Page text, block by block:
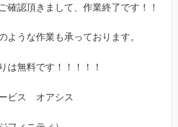
確認頂きまして、作業終了です！！
ような作業も承っております。
は無料です！！！！！
ビス オアシス